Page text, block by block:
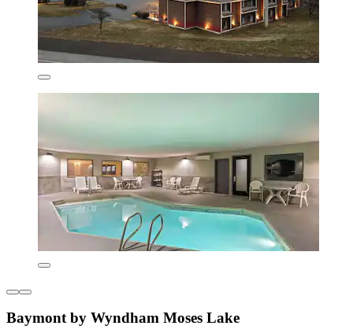
Baymont by Wyndham Moses Lake